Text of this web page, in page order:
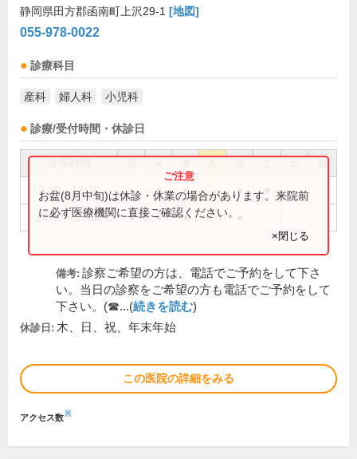
静岡県田方郡函南町上沢29-1 [地図]
055-978-0022
診療科目
産科 婦人科 小児科
診療/受付時間・休診日
祝
9:30～12:30 ● ● ● ●
14:30～17:30 ● ● ●
お盆(8月中旬)は休診・休業の場合があります。来院前
に必ず医療機関に直接ご確認ください。
×閉じる
備考: 診察ご希望の方は、電話でご予約をして下さ
い。当日の診察をご希望の方も電話でご予約をして
下さい。(☎...(続きを読む)
休診日: 木、日、祝、年末年始
この医院の詳細をみる
アクセス数※